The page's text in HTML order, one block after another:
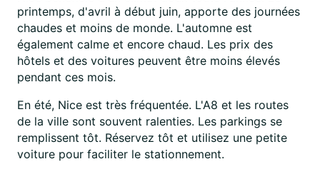
printemps, d'avril à début juin, apporte des journées
chaudes et moins de monde. L'automne est
également calme et encore chaud. Les prix des
hôtels et des voitures peuvent être moins élevés
pendant ces mois.
En été, Nice est très fréquentée. L'A8 et les routes
de la ville sont souvent ralenties. Les parkings se
remplissent tôt. Réservez tôt et utilisez une petite
voiture pour faciliter le stationnement.